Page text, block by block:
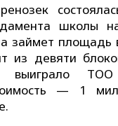
школы
займет площадь
из девяти
выиграло
— 1